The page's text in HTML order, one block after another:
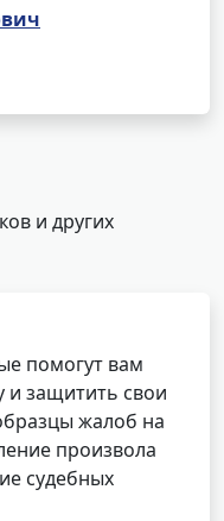
и других
помогут вам
защитить свои
жалоб на
произвола
судебных